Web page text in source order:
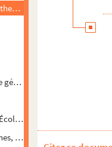
Dupra, Autrice, Genève.)
générale des écoles
Normale Supérieure de
Aube)